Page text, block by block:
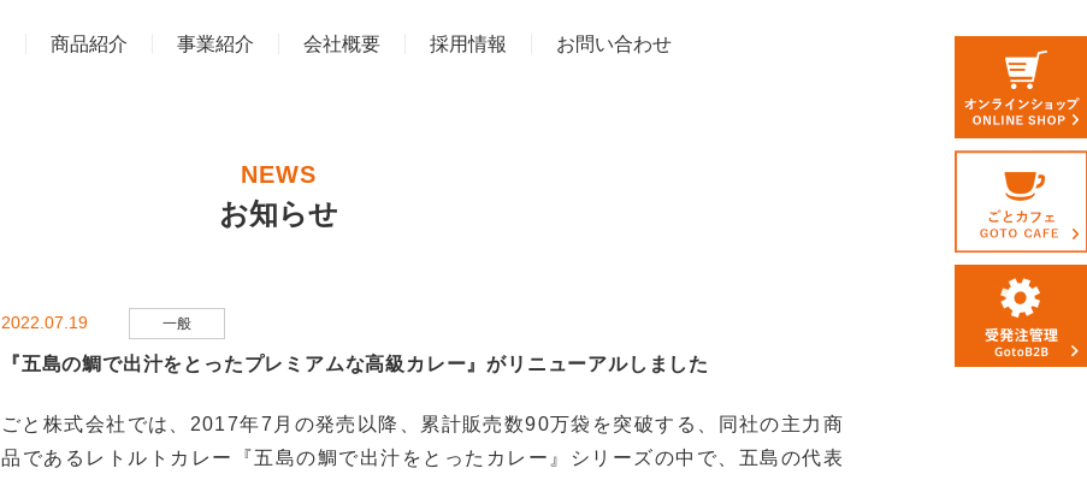
商品紹介 事業紹介 会社概要 採用情報 お問い合わせ
NEWS
お知らせ
2022.07.19 一般
『五島の鯛で出汁をとったプレミアムな高級カレー』がリニューアルしました
ごと株式会社では、2017年7月の発売以降、累計販売数90万袋を突破する、同社の主力商
品であるレトルトカレー『五島の鯛で出汁をとったカレー』シリーズの中で、五島の代表